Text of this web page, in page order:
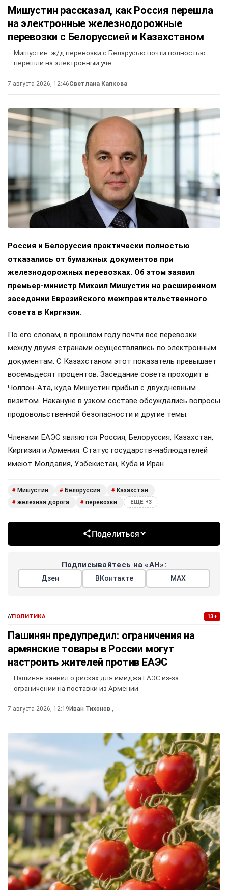
Мишустин рассказал, как Россия перешла
на электронные железнодорожные
перевозки с Белоруссией и Казахстаном
Мишустин: ж/д перевозки с Беларусью почти полностью
перешли на электронный учё
7 августа 2026, 12:46Светлана Капкова
Россия и Белоруссия практически полностью
отказались от бумажных документов при
железнодорожных перевозках. Об этом заявил
премьер-министр Михаил Мишустин на расширенном
заседании Евразийского межправительственного
совета в Киргизии.
По его словам, в прошлом году почти все перевозки
между двумя странами осуществлялись по электронным
документам. С Казахстаном этот показатель превышает
восемьдесят процентов. Заседание совета проходит в
Чолпон-Ата, куда Мишустин прибыл с двухдневным
визитом. Накануне в узком составе обсуждались вопросы
продовольственной безопасности и другие темы.
Членами ЕАЭС являются Россия, Белоруссия, Казахстан,
Киргизия и Армения. Статус государств-наблюдателей
имеют Молдавия, Узбекистан, Куба и Иран.
# Мишустин # Белоруссия # Казахстан
# железная дорога # перевозки ЕЩЕ +3
Поделиться
Подписывайтесь на «АН»:
Дзен ВКонтакте МАХ
//ПОЛИТИКА 13+
Пашинян предупредил: ограничения на
армянские товары в России могут
настроить жителей против ЕАЭС
Пашинян заявил о рисках для имиджа ЕАЭС из-за
ограничений на поставки из Армении
7 августа 2026, 12:19Иван Тихонов ,